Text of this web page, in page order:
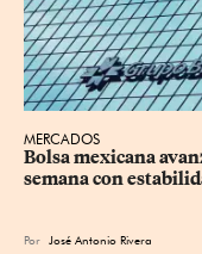
MERCADOS
Bolsa mexicana
semana con
Por José Antonio Rivera